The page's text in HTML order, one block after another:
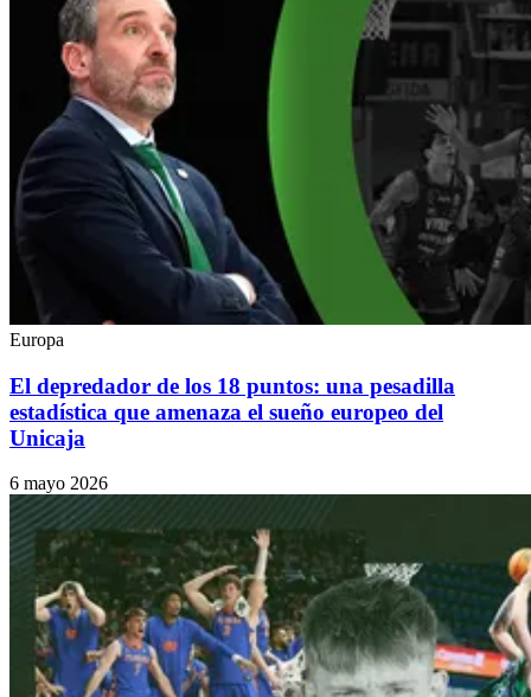
Europa
El depredador de los 18 puntos: una pesadilla
estadística que amenaza el sueño europeo del
Unicaja
6 mayo 2026